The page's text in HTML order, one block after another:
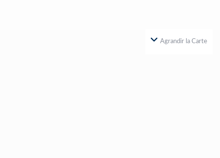
Agrandir la Carte